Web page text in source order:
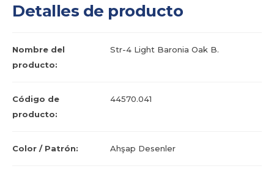
Detalles de producto
Nombre del
producto:
Str-4 Light Baronia Oak B.
Código de
producto:
44570.041
Color / Patrón: Ahşap Desenler